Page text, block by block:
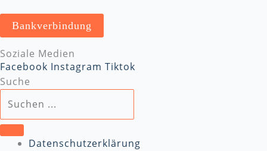
Bankverbindung
Soziale Medien
Facebook Instagram Tiktok
Suche
Datenschutzerklärung